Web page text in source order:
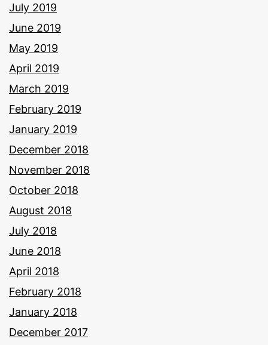
July 2019
June 2019
May 2019
April 2019
March 2019
February 2019
January 2019
December 2018
November 2018
October 2018
August 2018
July 2018
June 2018
April 2018
February 2018
January 2018
December 2017